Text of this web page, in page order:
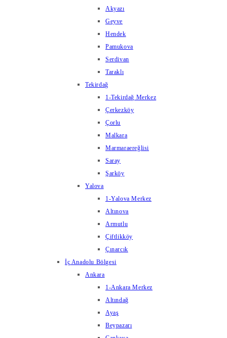
Akyazı
Geyve
Hendek
Pamukova
Serdivan
Taraklı
Tekirdağ
1-Tekirdağ Merkez
Çerkezköy
Çorlu
Malkara
Marmaraereğlisi
Saray
Şarköy
Yalova
1-Yalova Merkez
Altınova
Armutlu
Çiftlikköy
Çınarcık
İç Anadolu Bölgesi
Ankara
1-Ankara Merkez
Altındağ
Ayaş
Beypazarı